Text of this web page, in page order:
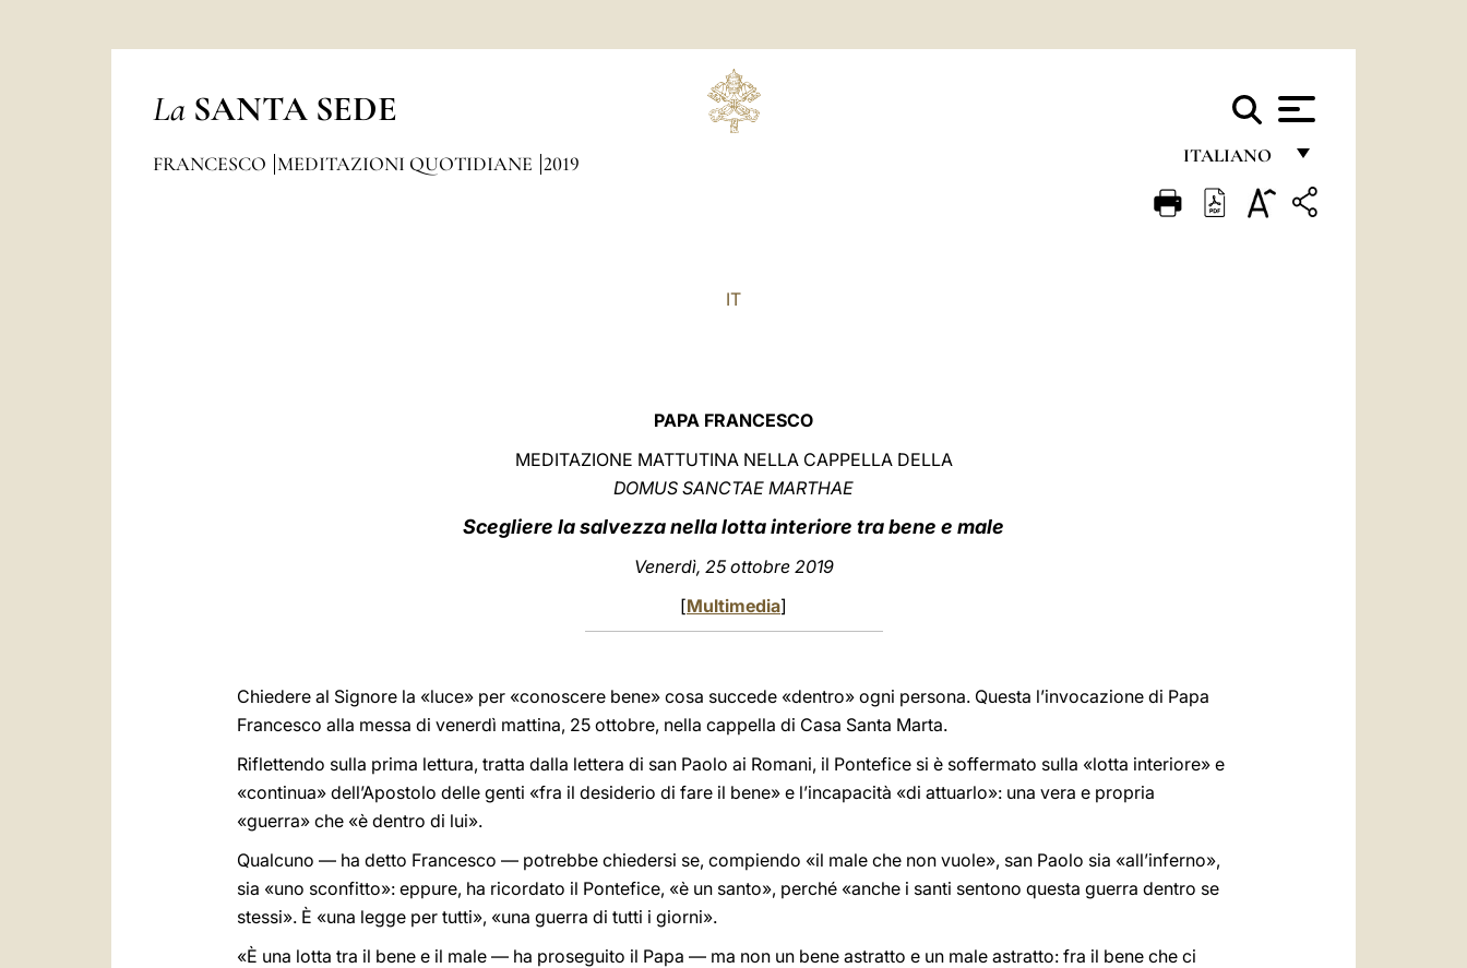
La SANTA SEDE
ITALIANO
FRANÇAIS
FRANCESCO MEDITAZIONI QUOTIDIANE 2019
IT
PAPA FRANCESCO
MEDITAZIONE MATTUTINA NELLA CAPPELLA DELLA
DOMUS SANCTAE MARTHAE
Scegliere la salvezza nella lotta interiore tra bene e male
Venerdì, 25 ottobre 2019
[Multimedia]
Chiedere al Signore la «luce» per «conoscere bene» cosa succede «dentro» ogni persona. Questa l’invocazione di Papa
Francesco alla messa di venerdì mattina, 25 ottobre, nella cappella di Casa Santa Marta.
Riflettendo sulla prima lettura, tratta dalla lettera di san Paolo ai Romani, il Pontefice si è soffermato sulla «lotta interiore» e
«continua» dell’Apostolo delle genti «fra il desiderio di fare il bene» e l’incapacità «di attuarlo»: una vera e propria
«guerra» che «è dentro di lui».
Qualcuno — ha detto Francesco — potrebbe chiedersi se, compiendo «il male che non vuole», san Paolo sia «all’inferno»,
sia «uno sconfitto»: eppure, ha ricordato il Pontefice, «è un santo», perché «anche i santi sentono questa guerra dentro se
stessi». È «una legge per tutti», «una guerra di tutti i giorni».
«È una lotta tra il bene e il male — ha proseguito il Papa — ma non un bene astratto e un male astratto: fra il bene che ci